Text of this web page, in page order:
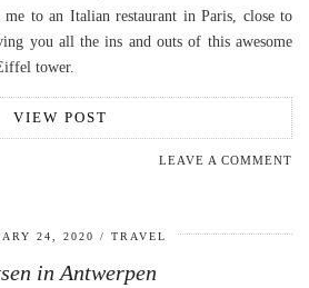
to an Italian restaurant in Paris, close to
you all the ins and outs of this awesome
tower.
VIEW POST
LEAVE A COMMENT
24, 2020 TRAVEL
in Antwerpen